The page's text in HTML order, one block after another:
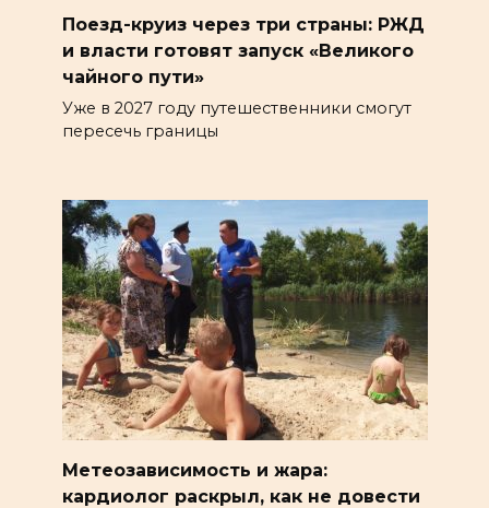
Поезд-круиз через три страны: РЖД
и власти готовят запуск «Великого
чайного пути»
Уже в 2027 году путешественники смогут
пересечь границы
Метеозависимость и жара:
кардиолог раскрыл, как не довести